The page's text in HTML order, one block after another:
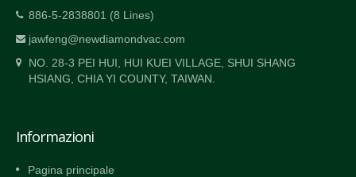
886-5-2838801 (8 Lines)
jawfeng@newdiamondvac.com
NO. 28-3 PEI HUI, HUI KUEI VILLAGE, SHUI SHANG
HSIANG, CHIA YI COUNTY, TAIWAN.
Informazioni
Pagina principale